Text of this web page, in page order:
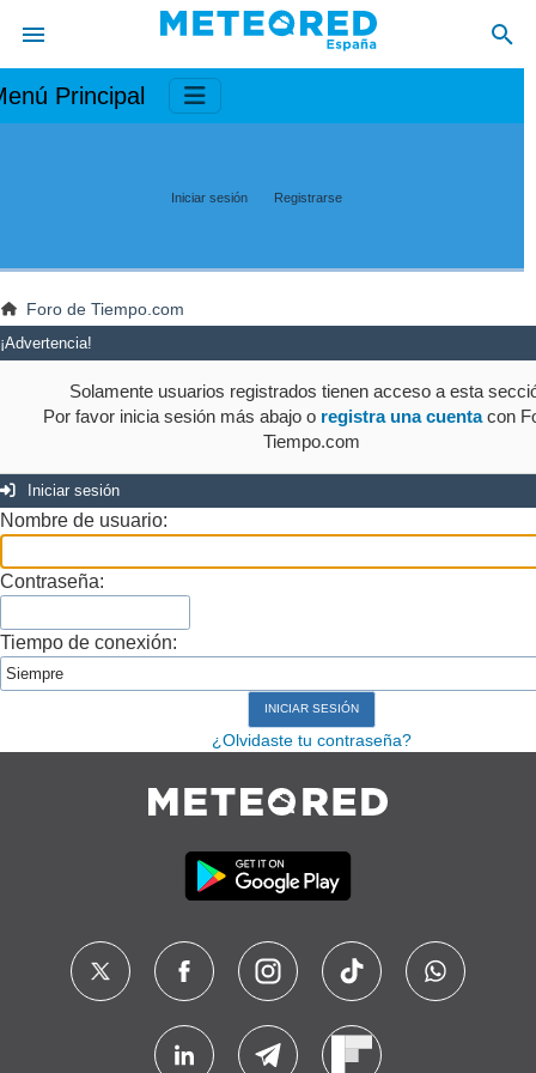
Principal
Iniciar sesión Registrarse
Foro de Tiempo.com
¡Advertencia!
Solamente usuarios registrados tienen acceso a esta
Por favor inicia sesión más abajo o registra una cuentacon
Tiempo.com
Iniciar sesión
Nombre de usuario:
Contraseña:
Tiempo de conexión:
¿Olvidaste tu contraseña?